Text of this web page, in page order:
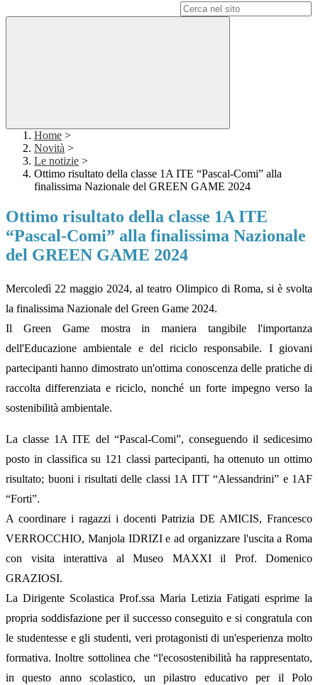
Home >
Novità >
Le notizie >
Ottimo risultato della classe 1A ITE “Pascal-Comi” alla
finalissima Nazionale del GREEN GAME 2024
Ottimo risultato della classe 1A ITE
“Pascal-Comi” alla finalissima Nazionale
del GREEN GAME 2024
Mercoledì 22 maggio 2024, al teatro Olimpico di Roma, si è svolta
la finalissima Nazionale del Green Game 2024.
Il Green Game mostra in maniera tangibile l'importanza
dell'Educazione ambientale e del riciclo responsabile. I giovani
partecipanti hanno dimostrato un'ottima conoscenza delle pratiche di
raccolta differenziata e riciclo, nonché un forte impegno verso la
sostenibilità ambientale.
La classe 1A ITE del “Pascal-Comi”, conseguendo il sedicesimo
posto in classifica su 121 classi partecipanti, ha ottenuto un ottimo
risultato; buoni i risultati delle classi 1A ITT “Alessandrini” e 1AF
“Forti”.
A coordinare i ragazzi i docenti Patrizia DE AMICIS, Francesco
VERROCCHIO, Manjola IDRIZI e ad organizzare l'uscita a Roma
con visita interattiva al Museo MAXXI il Prof. Domenico
GRAZIOSI.
La Dirigente Scolastica Prof.ssa Maria Letizia Fatigati esprime la
propria soddisfazione per il successo conseguito e si congratula con
le studentesse e gli studenti, veri protagonisti di un'esperienza molto
formativa. Inoltre sottolinea che “l'ecosostenibilità ha rappresentato,
in questo anno scolastico, un pilastro educativo per il Polo